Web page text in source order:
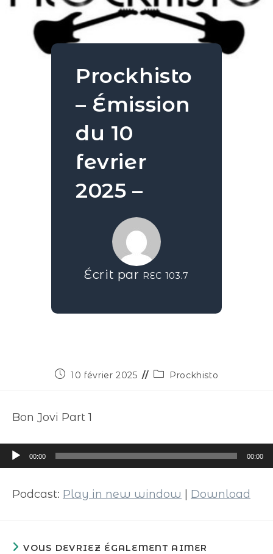
Prockhisto
– Émission
du 10
fevrier
2025 –
Écrit par REC 103.7
10 février 2025 Prockhisto
Bon Jovi Part 1
Lecteur
audio
00:00 00:00
Podcast: Play in new window Download
VOUS DEVRIEZ ÉGALEMENT AIMER